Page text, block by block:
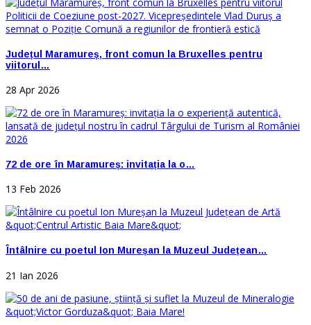
Județul Maramureș, front comun la Bruxelles pentru
viitorul…
28 Apr 2026
72 de ore în Maramureș: invitația la o…
13 Feb 2026
Întâlnire cu poetul Ion Mureșan la Muzeul Județean…
21 Ian 2026